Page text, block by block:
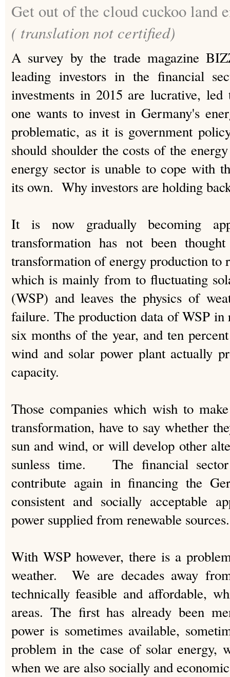
Get out of the cloud cuckoo land
( translation not certified)
A survey by the trade magazine
leading investors in the financial
investments in 2015 are lucrative,
one wants to invest in Germany's
problematic, as it is government
should shoulder the costs of the
energy sector is unable to cope with
its own. Why investors are holding
It is now gradually becoming
transformation has not been
transformation of energy production to
which is mainly from to fluctuating
(WSP) and leaves the physics of
failure. The production data of WSP in
six months of the year, and ten
wind and solar power plant actually
capacity.
Those companies which wish to
transformation, have to say whether
sun and wind, or will develop other
sunless time. The financial
contribute again in financing the
consistent and socially acceptable
power supplied from renewable sources.
With WSP however, there is a
weather. We are decades away
technically feasible and affordable,
areas. The first has already been
power is sometimes available,
problem in the case of solar energy,
when we are also socially and